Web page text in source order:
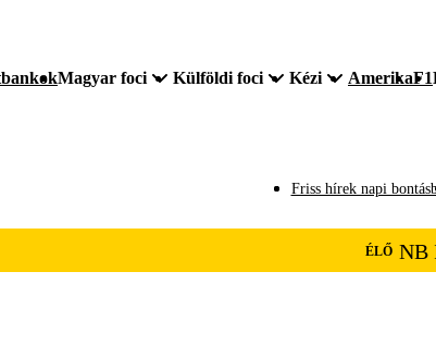
Magyar foci Külföldi foci Kézi AmerikaF1
Friss hírek napi
ÉLŐ NB